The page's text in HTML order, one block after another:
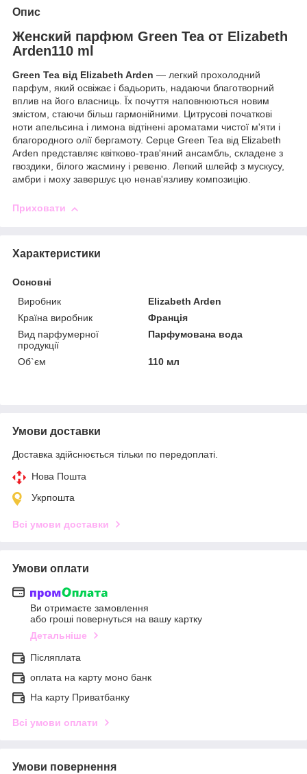
Опис
Женский парфюм Green Tea от Elizabeth
Arden110 ml
Green Tea від Elizabeth Arden — легкий прохолодний
парфум, який освіжає і бадьорить, надаючи благотворний
вплив на його власниць. Їх почуття наповнюються новим
змістом, стаючи більш гармонійними. Цитрусові початкові
ноти апельсина і лимона відтінені ароматами чистої м'яти і
благородного олії бергамоту. Серце Green Tea від Elizabeth
Arden представляє квітково-трав'яний ансамбль, складене з
гвоздики, білого жасмину і ревеню. Легкий шлейф з мускусу,
амбри і моху завершує цю ненав'язливу композицію.
Приховати
Характеристики
Основні
Виробник
Elizabeth Arden
Країна виробник
Франція
Вид парфумерної
продукції
Парфумована вода
Об`єм 110 мл
Умови доставки
Доставка здійснюється тільки по передоплаті.
Нова Пошта
Укрпошта
Всі умови доставки
Умови оплати
Ви отримаєте замовлення
або гроші повернуться на вашу картку
Детальніше
Післяплата
оплата на карту моно банк
На карту Приватбанку
Всі умови оплати
Умови повернення